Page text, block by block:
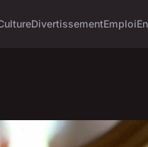
DivertissementEmploi